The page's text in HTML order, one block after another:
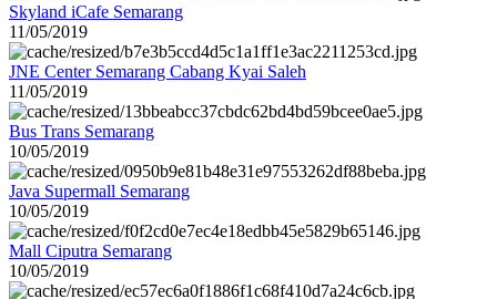
Skyland iCafe Semarang
11/05/2019
JNE Center Semarang Cabang Kyai Saleh
11/05/2019
Bus Trans Semarang
10/05/2019
Java Supermall Semarang
10/05/2019
Mall Ciputra Semarang
10/05/2019